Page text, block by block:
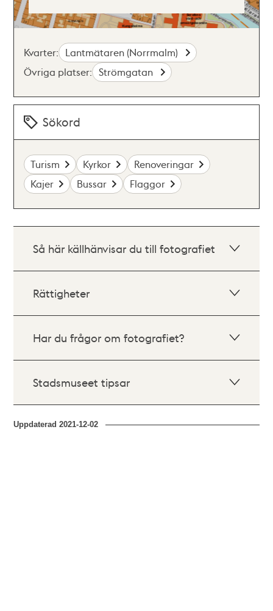
Kvarter: Lantmätaren (Norrmalm)
Övriga platser: Strömgatan
Sökord
Turism Kyrkor
Renoveringar
Kajer
Bussar Flaggor
Så här källhänvisar du till fotografiet
Rättigheter
Har du frågor om fotografiet?
Stadsmuseet tipsar
Uppdaterad2021-12-02